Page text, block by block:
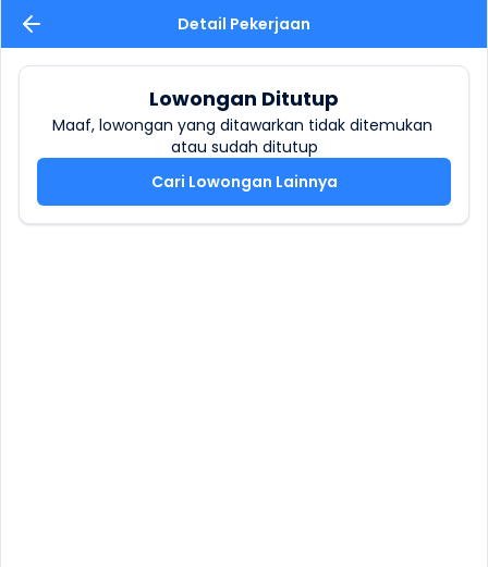
Detail Pekerjaan
Lowongan Ditutup
Maaf, lowongan yang ditawarkan tidak ditemukan
atau sudah ditutup
Cari Lowongan Lainnya